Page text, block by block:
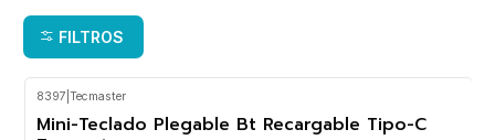
FILTROS
OFF
8397 Tecmaster
Mini-Teclado Plegable Bt Recargable Tipo-C